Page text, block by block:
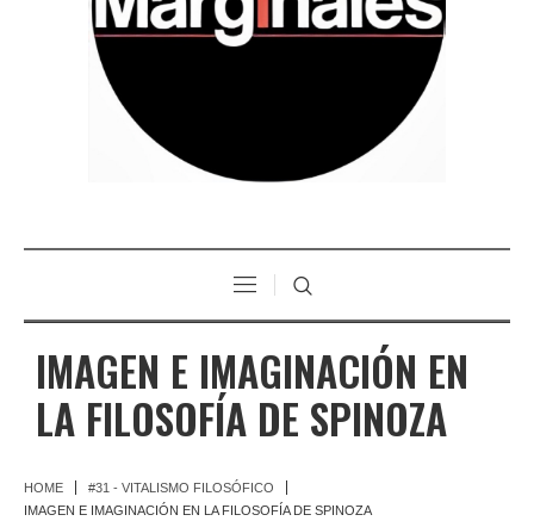
IMAGEN E IMAGINACIÓN EN
LA FILOSOFÍA DE SPINOZA
HOME
#31 - VITALISMO FILOSÓFICO
IMAGEN E IMAGINACIÓN EN LA FILOSOFÍA DE SPINOZA